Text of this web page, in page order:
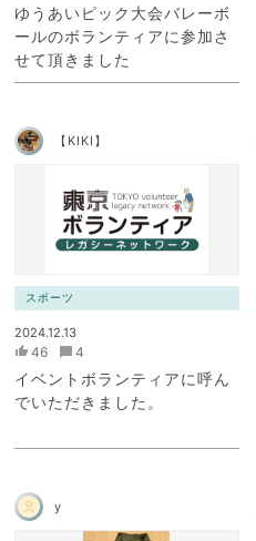
ゆうあいピック大会バレーボ
ールのボランティアに参加さ
せて頂きました
【KIKI】
スポーツ
2024.12.13
46 4
イベントボランティアに呼ん
でいただきました。
y